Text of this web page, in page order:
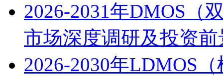
2026-2031年DMOS（
市场深度调研及投资
2026-2030年LDMOS